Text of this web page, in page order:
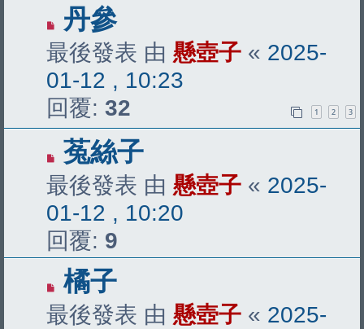
丹參
最後發表 由 懸壺子 « 2025-
01-12 , 10:23
回覆: 32 1 2 3
菟絲子
最後發表 由 懸壺子 « 2025-
01-12 , 10:20
回覆: 9
橘子
最後發表 由 懸壺子 « 2025-